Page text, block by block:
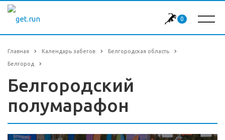
0
Главная Календарь забегов Белгородская область
Белгород
Белгородский
полумарафон